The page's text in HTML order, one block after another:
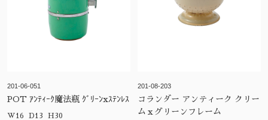
201-06-051
POT ｱﾝﾃｨｰｸ魔法瓶 ｸﾞﾘｰﾝxｽﾃﾝﾚｽ
W16 D13 H30
201-08-203
コランダー アンティーク クリー
ムｘグリーンフレーム